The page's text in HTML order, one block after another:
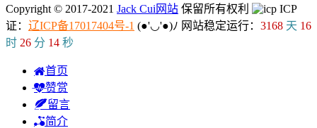
Copyright © 2017-2021 Jack Cui网站 保留所有权利
ICP
证： 辽ICP备17017404号-1 (●'◡'●)ﾉ 网站稳定运行： 3168 天 16
时 26 分 14 秒
首页
赞赏
留言
简介